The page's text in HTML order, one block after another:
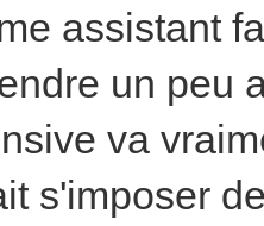
assistant
un peu
va
s'imposer